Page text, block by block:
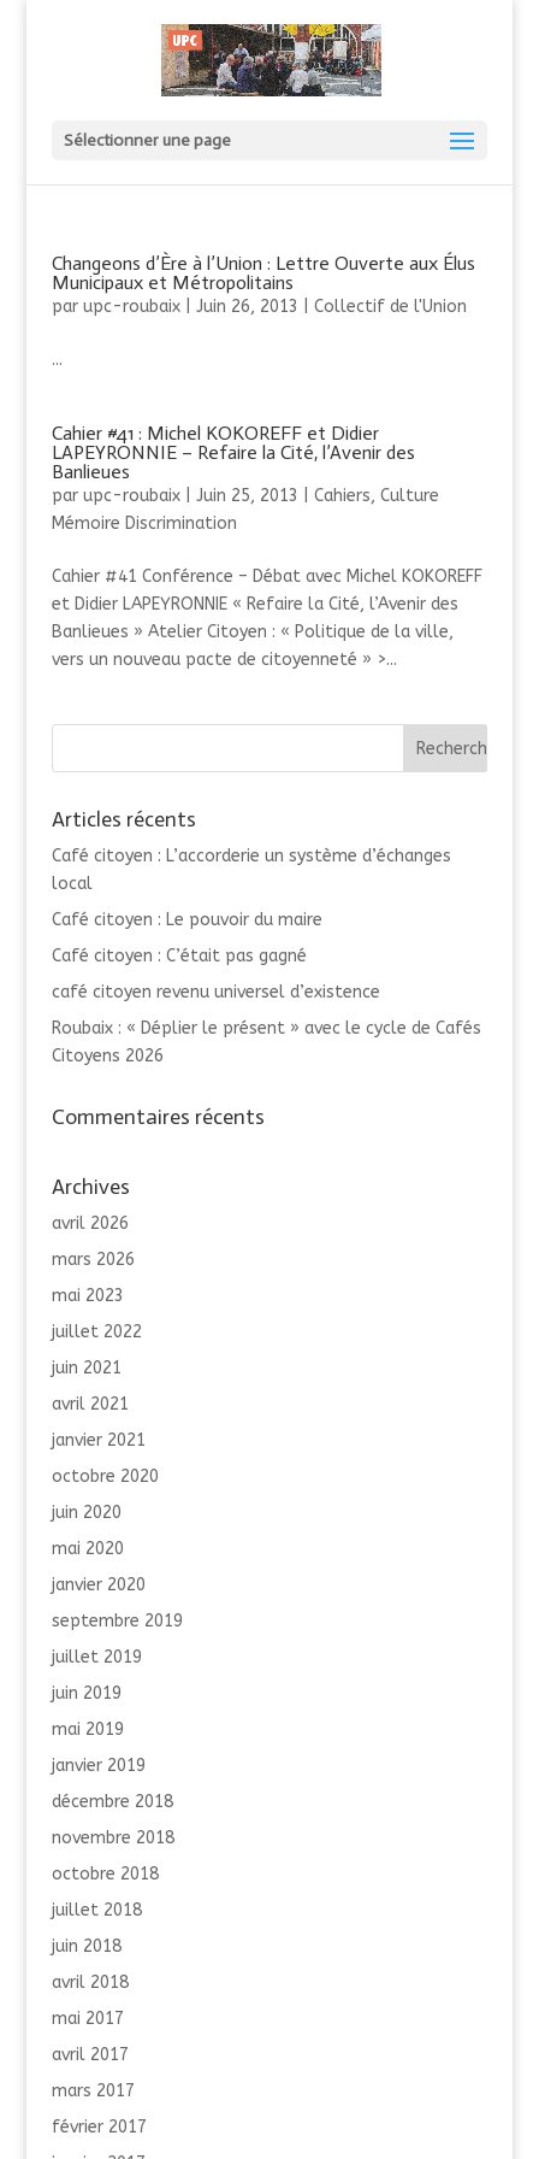
Sélectionner une page
Changeons d’Ère à l’Union : Lettre Ouverte aux Élus
Municipaux et Métropolitains
par upc-roubaix| Juin 26, 2013 Collectif de l'Union
...
Cahier #41 : Michel KOKOREFF et Didier
LAPEYRONNIE – Refaire la Cité, l’Avenir des
Banlieues
par upc-roubaix| Juin 25, 2013 Cahiers, Culture
Mémoire Discrimination
Cahier #41 Conférence – Débat avec Michel KOKOREFF
et Didier LAPEYRONNIE « Refaire la Cité, l’Avenir des
Banlieues » Atelier Citoyen : « Politique de la ville,
vers un nouveau pacte de citoyenneté » >...
Articles récents
Café citoyen : L’accorderie un système d’échanges
local
Café citoyen : Le pouvoir du maire
Café citoyen : C’était pas gagné
café citoyen revenu universel d’existence
Roubaix : « Déplier le présent » avec le cycle de Cafés
Citoyens 2026
Commentaires récents
Archives
avril 2026
mars 2026
mai 2023
juillet 2022
juin 2021
avril 2021
janvier 2021
octobre 2020
juin 2020
mai 2020
janvier 2020
septembre 2019
juillet 2019
juin 2019
mai 2019
janvier 2019
décembre 2018
novembre 2018
octobre 2018
juillet 2018
juin 2018
avril 2018
mai 2017
avril 2017
mars 2017
février 2017